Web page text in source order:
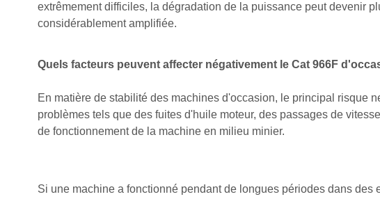
extrêmement difficiles, la dégradation de la puissance peut devenir
considérablement amplifiée.
Quels facteurs peuvent affecter négativement le Cat 966F
En matière de stabilité des machines d'occasion, le principal risque
problèmes tels que des fuites d'huile moteur, des passages de
de fonctionnement de la machine en milieu minier.
Si une machine a fonctionné pendant de longues périodes dans